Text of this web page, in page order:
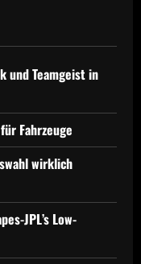
und Teamgeist in
Fahrzeuge
wirklich
JPL’s Low-